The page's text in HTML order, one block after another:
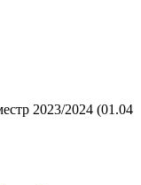
2023/2024 (01.04